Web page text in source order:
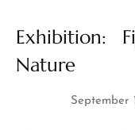
Exhibition:
Nature
September